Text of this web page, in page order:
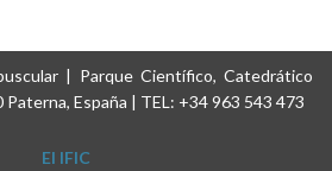
| Parque Científico, Catedrático
España | TEL: +34 963 543 473
El IFIC